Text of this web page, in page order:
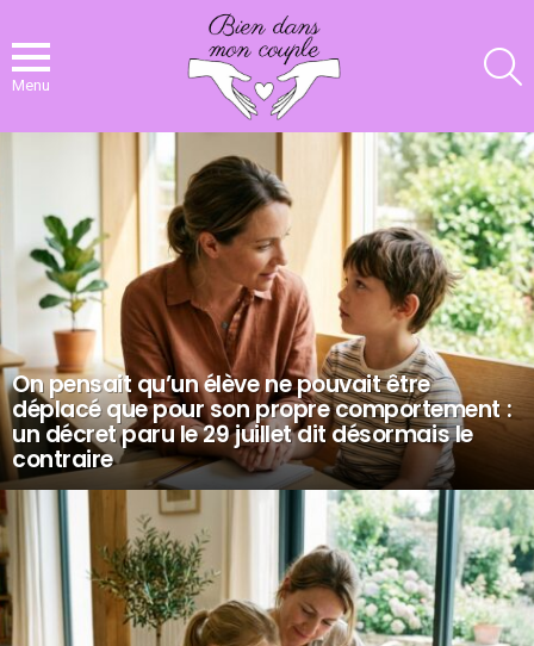
Menu
On pensait qu’un élève ne pouvait être
déplacé que pour son propre comportement :
un décret paru le 29 juillet dit désormais le
contraire